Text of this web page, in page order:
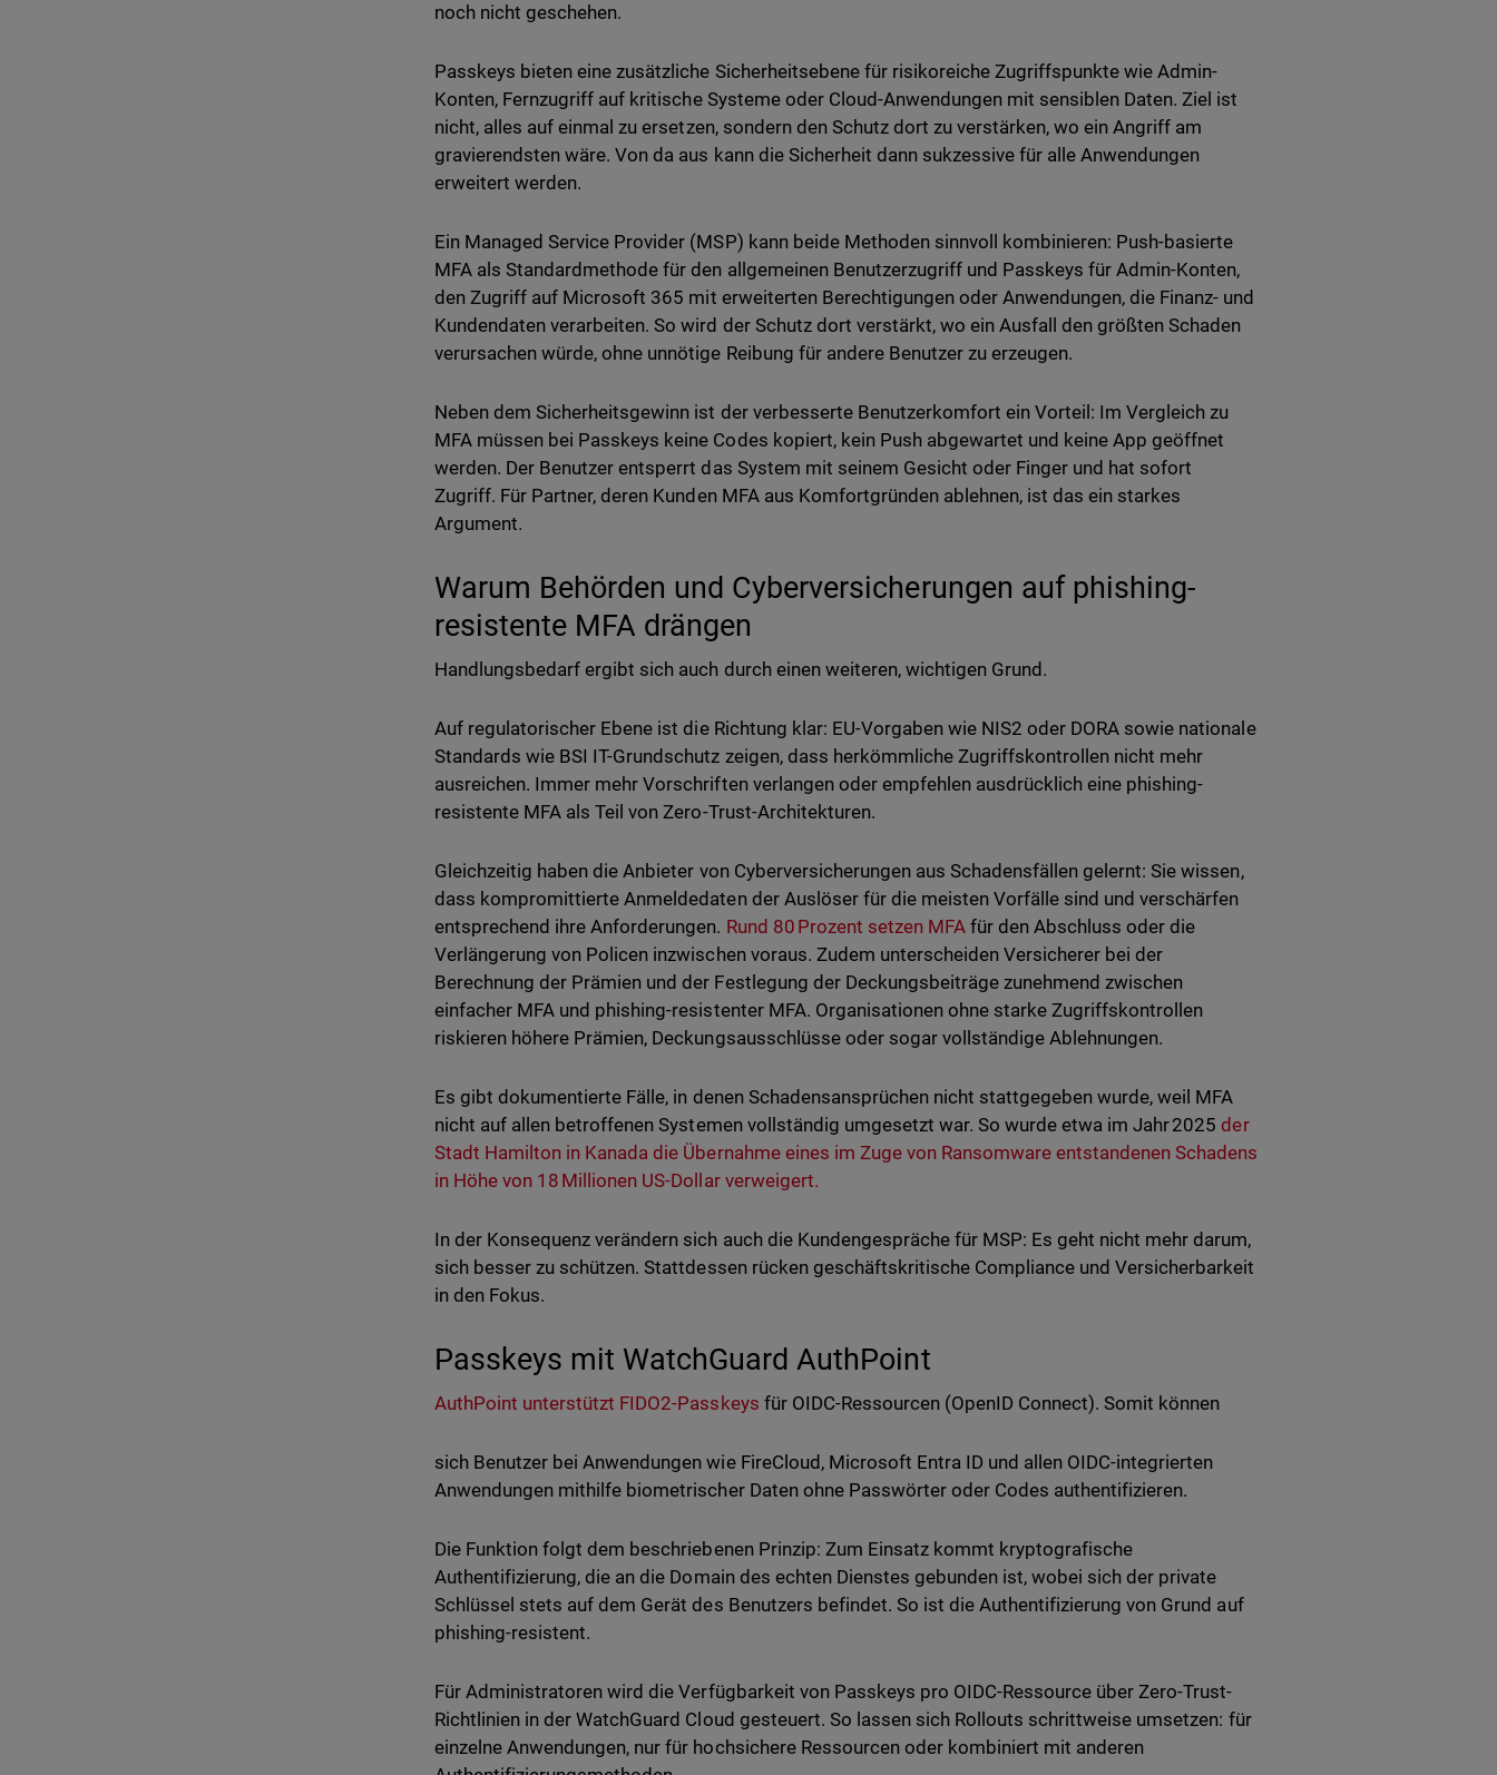
noch nicht geschehen.
Passkeys bieten eine zusätzliche Sicherheitsebene für risikoreiche Zugriffspunkte wie Admin-
Konten, Fernzugriff auf kritische Systeme oder Cloud-Anwendungen mit sensiblen Daten. Ziel ist
nicht, alles auf einmal zu ersetzen, sondern den Schutz dort zu verstärken, wo ein Angriff am
gravierendsten wäre. Von da aus kann die Sicherheit dann sukzessive für alle Anwendungen
erweitert werden.
Ein Managed Service Provider (MSP) kann beide Methoden sinnvoll kombinieren: Push-basierte
MFA als Standardmethode für den allgemeinen Benutzerzugriff und Passkeys für Admin-Konten,
den Zugriff auf Microsoft 365 mit erweiterten Berechtigungen oder Anwendungen, die Finanz- und
Kundendaten verarbeiten. So wird der Schutz dort verstärkt, wo ein Ausfall den größten Schaden
verursachen würde, ohne unnötige Reibung für andere Benutzer zu erzeugen.
Neben dem Sicherheitsgewinn ist der verbesserte Benutzerkomfort ein Vorteil: Im Vergleich zu
MFA müssen bei Passkeys keine Codes kopiert, kein Push abgewartet und keine App geöffnet
werden. Der Benutzer entsperrt das System mit seinem Gesicht oder Finger und hat sofort
Zugriff. Für Partner, deren Kunden MFA aus Komfortgründen ablehnen, ist das ein starkes
Argument.
Warum Behörden und Cyberversicherungen auf phishing-
resistente MFA drängen
Handlungsbedarf ergibt sich auch durch einen weiteren, wichtigen Grund.
Auf regulatorischer Ebene ist die Richtung klar: EU-Vorgaben wie NIS2 oder DORA sowie nationale
Standards wie BSI IT-Grundschutz zeigen, dass herkömmliche Zugriffskontrollen nicht mehr
ausreichen. Immer mehr Vorschriften verlangen oder empfehlen ausdrücklich eine phishing-
resistente MFA als Teil von Zero-Trust-Architekturen.
Gleichzeitig haben die Anbieter von Cyberversicherungen aus Schadensfällen gelernt: Sie wissen,
dass kompromittierte Anmeldedaten der Auslöser für die meisten Vorfälle sind und verschärfen
entsprechend ihre Anforderungen. Rund 80 Prozent setzen MFA für den Abschluss oder die
Verlängerung von Policen inzwischen voraus. Zudem unterscheiden Versicherer bei der
Berechnung der Prämien und der Festlegung der Deckungsbeiträge zunehmend zwischen
einfacher MFA und phishing-resistenter MFA. Organisationen ohne starke Zugriffskontrollen
riskieren höhere Prämien, Deckungsausschlüsse oder sogar vollständige Ablehnungen.
Es gibt dokumentierte Fälle, in denen Schadensansprüchen nicht stattgegeben wurde, weil MFA
nicht auf allen betroffenen Systemen vollständig umgesetzt war. So wurde etwa im Jahr 2025der
Stadt Hamilton in Kanada die Übernahme eines im Zuge von Ransomware entstandenen Schadens
in Höhe von 18 Millionen US-Dollar verweigert.
In der Konsequenz verändern sich auch die Kundengespräche für MSP: Es geht nicht mehr darum,
sich besser zu schützen. Stattdessen rücken geschäftskritische Compliance und Versicherbarkeit
in den Fokus.
Passkeys mit WatchGuard AuthPoint
AuthPoint unterstützt FIDO2-Passkeys für OIDC-Ressourcen (OpenID Connect). Somit können
sich Benutzer bei Anwendungen wie FireCloud, Microsoft Entra ID und allen OIDC-integrierten
Anwendungen mithilfe biometrischer Daten ohne Passwörter oder Codes authentifizieren.
Die Funktion folgt dem beschriebenen Prinzip: Zum Einsatz kommt kryptografische
Authentifizierung, die an die Domain des echten Dienstes gebunden ist, wobei sich der private
Schlüssel stets auf dem Gerät des Benutzers befindet. So ist die Authentifizierung von Grund auf
phishing-resistent.
Für Administratoren wird die Verfügbarkeit von Passkeys pro OIDC-Ressource über Zero-Trust-
Richtlinien in der WatchGuard Cloud gesteuert. So lassen sich Rollouts schrittweise umsetzen: für
einzelne Anwendungen, nur für hochsichere Ressourcen oder kombiniert mit anderen